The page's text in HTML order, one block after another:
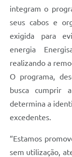
integram o
seus cabos e
exigida para
energia
realizando a
O programa,
busca cumprir
determina a
excedentes.
“Estamos
sem utilização,